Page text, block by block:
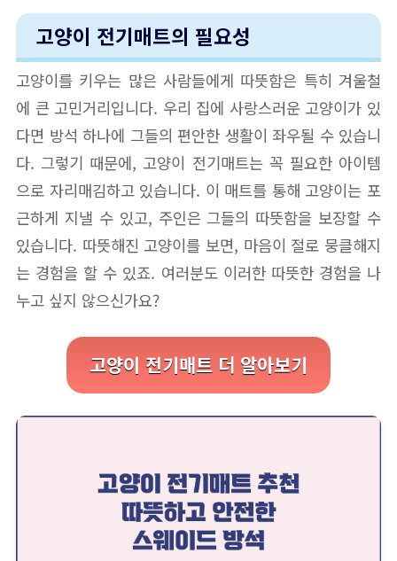
고양이 전기매트의 필요성
고양이를 키우는 많은 사람들에게 따뜻함은 특히 겨울철
에 큰 고민거리입니다. 우리 집에 사랑스러운 고양이가 있
다면 방석 하나에 그들의 편안한 생활이 좌우될 수 있습니
다. 그렇기 때문에, 고양이 전기매트는 꼭 필요한 아이템
으로 자리매김하고 있습니다. 이 매트를 통해 고양이는 포
근하게 지낼 수 있고, 주인은 그들의 따뜻함을 보장할 수
있습니다. 따뜻해진 고양이를 보면, 마음이 절로 뭉클해지
는 경험을 할 수 있죠. 여러분도 이러한 따뜻한 경험을 나
누고 싶지 않으신가요?
고양이 전기매트 더 알아보기